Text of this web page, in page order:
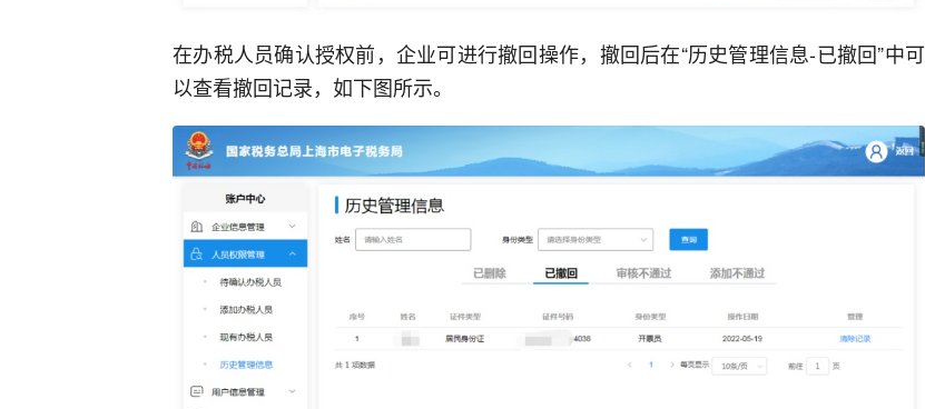
在办税人员确认授权前，企业可进行撤回操作，撤回后在“历史管理信息-已撤回”中可
以查看撤回记录，如下图所示。